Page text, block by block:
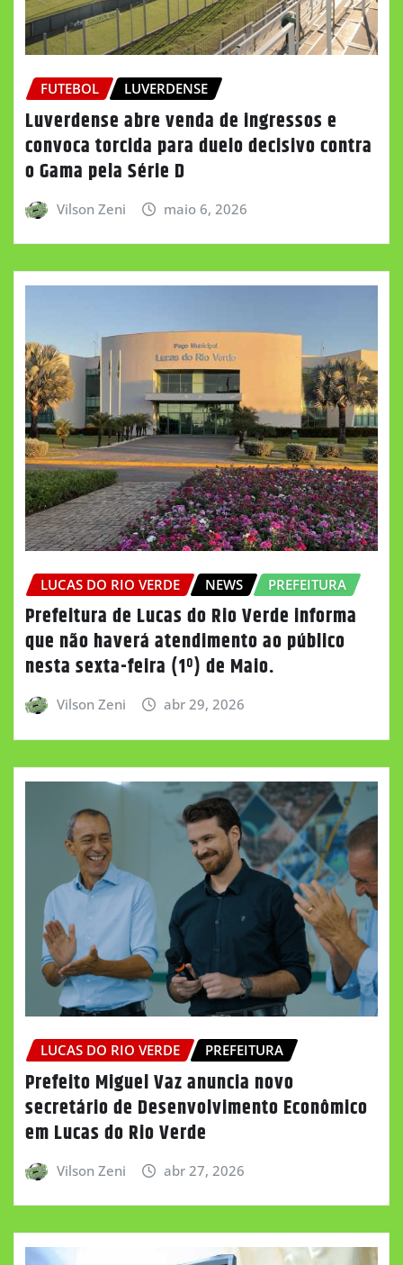
FUTEBOL LUVERDENSE
Luverdense abre venda de ingressos e
convoca torcida para duelo decisivo contra
o Gama pela Série D
Vilson Zeni maio 6, 2026
LUCAS DO RIO VERDE NEWS PREFEITURA
Prefeitura de Lucas do Rio Verde informa
que não haverá atendimento ao público
nesta sexta-feira (1º) de Maio.
Vilson Zeni abr 29, 2026
LUCAS DO RIO VERDE PREFEITURA
Prefeito Miguel Vaz anuncia novo
secretário de Desenvolvimento Econômico
em Lucas do Rio Verde
Vilson Zeni abr 27, 2026